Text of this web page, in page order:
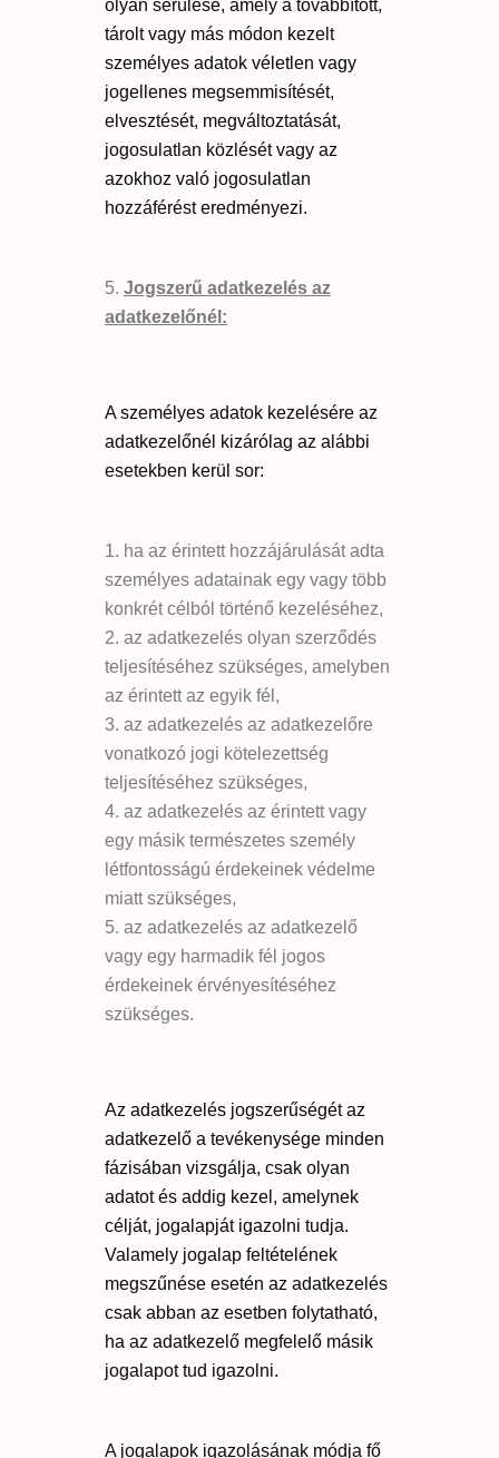
olyan sérülése, amely a továbbított,
tárolt vagy más módon kezelt
személyes adatok véletlen vagy
jogellenes megsemmisítését,
elvesztését, megváltoztatását,
jogosulatlan közlését vagy az
azokhoz való jogosulatlan
hozzáférést eredményezi.
Jogszerű adatkezelés az
adatkezelőnél:
A személyes adatok kezelésére az
adatkezelőnél kizárólag az alábbi
esetekben kerül sor:
ha az érintett hozzájárulását adta
személyes adatainak egy vagy több
konkrét célból történő kezeléséhez,
az adatkezelés olyan szerződés
teljesítéséhez szükséges, amelyben
az érintett az egyik fél,
az adatkezelés az adatkezelőre
vonatkozó jogi kötelezettség
teljesítéséhez szükséges,
az adatkezelés az érintett vagy
egy másik természetes személy
létfontosságú érdekeinek védelme
miatt szükséges,
az adatkezelés az adatkezelő
vagy egy harmadik fél jogos
érdekeinek érvényesítéséhez
szükséges.
Az adatkezelés jogszerűségét az
adatkezelő a tevékenysége minden
fázisában vizsgálja, csak olyan
adatot és addig kezel, amelynek
célját, jogalapját igazolni tudja.
Valamely jogalap feltételének
megszűnése esetén az adatkezelés
csak abban az esetben folytatható,
ha az adatkezelő megfelelő másik
jogalapot tud igazolni.
A jogalapok igazolásának módja fő